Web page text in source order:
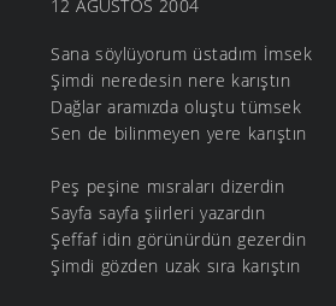
12 AĞUSTOS 2004
Sana söylüyorum üstadım İmsek
Şimdi neredesin nere karıştın
Dağlar aramızda oluştu tümsek
Sen de bilinmeyen yere karıştın
Peş peşine mısraları dizerdin
Sayfa sayfa şiirleri yazardın
Şeffaf idin görünürdün gezerdin
Şimdi gözden uzak sıra karıştın